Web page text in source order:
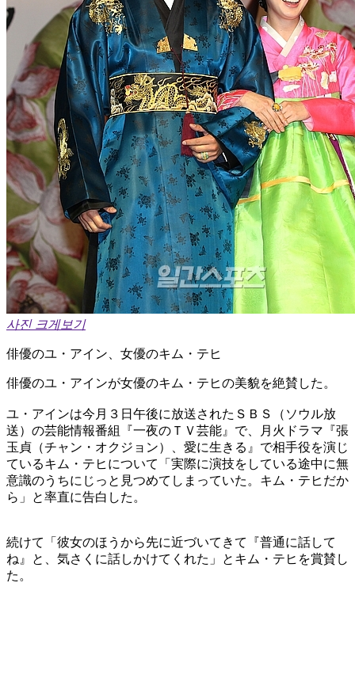
사진 크게보기
俳優のユ・アイン、女優のキム・テヒ
俳優のユ・アインが女優のキム・テヒの美貌を絶賛した。
ユ・アインは今月３日午後に放送されたＳＢＳ（ソウル放
送）の芸能情報番組『一夜のＴＶ芸能』で、月火ドラマ『張
玉貞（チャン・オクジョン）、愛に生きる』で相手役を演じ
ているキム・テヒについて「実際に演技をしている途中に無
意識のうちにじっと見つめてしまっていた。キム・テヒだか
ら」と率直に告白した。
続けて「彼女のほうから先に近づいてきて『普通に話して
ね』と、気さくに話しかけてくれた」とキム・テヒを賞賛し
た。